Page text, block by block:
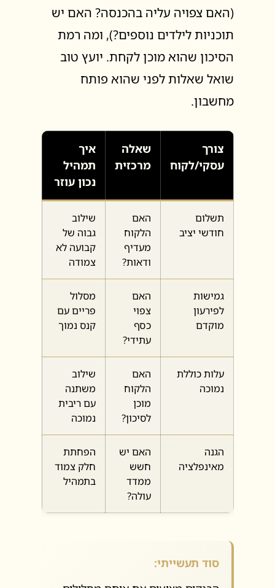
(האם צפויה עליה בהכנסה? האם יש
תוכניות לילדים נוספים?), ומה רמת
הסיכון שהוא מוכן לקחת. יועץ טוב
שואל שאלות לפני שהוא פותח
מחשבון.
צורך
עסקי/לקוח
שאלה
מרכזית
איך
תמהיל
נכון עוזר
תשלום
חודשי יציב
האם
הלקוח
מעדיף
ודאות?
שילוב
גבוה של
קבועה לא
צמודה
גמישות
לפירעון
מוקדם
האם
צפוי
כסף
עתידי?
מסלול
פריים עם
קנס נמוך
עלות כוללת
נמוכה
האם
הלקוח
מוכן
לסיכון?
שילוב
משתנה
עם ריבית
נמוכה
הגנה
מאינפלציה
האם יש
חשש
ממדד
עולה?
הפחתת
חלק צמוד
בתמהיל
סוד תעשייתי: